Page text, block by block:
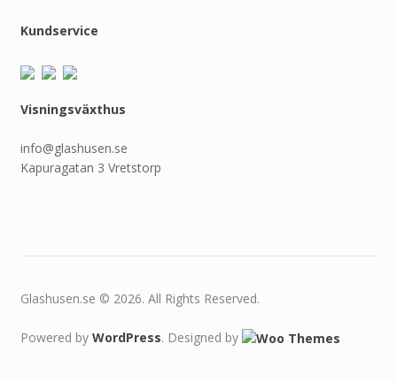
Kundservice
Visningsväxthus
info@glashusen.se
Kapuragatan 3 Vretstorp
Glashusen.se © 2026. All Rights Reserved.
Powered by WordPress. Designed by